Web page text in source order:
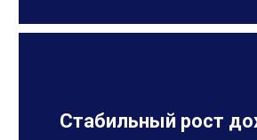
Стабильный рост